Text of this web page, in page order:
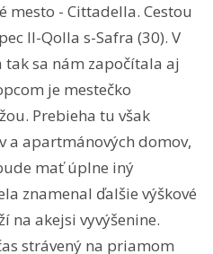
mesto - Cittadella. Cestou
Il-Qolla s-Safra (30). V
sa nám započítala aj
je mestečko
Prebieha tu však
a apartmánových domov,
mať úplne iný
znamenal ďalšie výškové
na akejsi vyvýšenine.
strávený na priamom